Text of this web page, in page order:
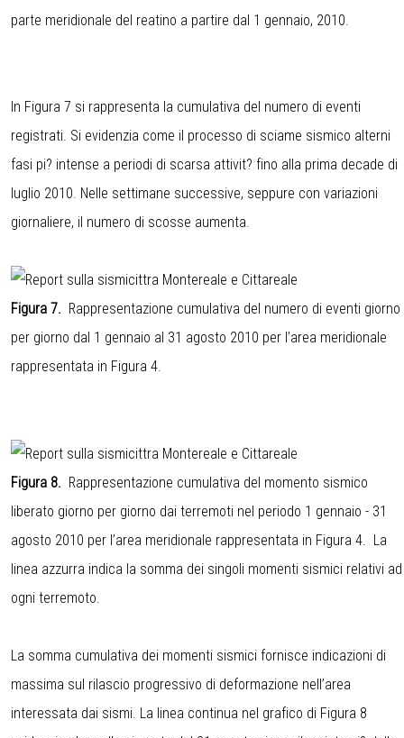
parte meridionale del reatino a partire dal 1 gennaio, 2010.
In Figura 7 si rappresenta la cumulativa del numero di eventi
registrati. Si evidenzia come il processo di sciame sismico alterni
fasi pi? intense a periodi di scarsa attivit? fino alla prima decade di
luglio 2010. Nelle settimane successive, seppure con variazioni
giornaliere, il numero di scosse aumenta.
Figura 7. Rappresentazione cumulativa del numero di eventi giorno
per giorno dal 1 gennaio al 31 agosto 2010 per l’area meridionale
rappresentata in Figura 4.
Figura 8. Rappresentazione cumulativa del momento sismico
liberato giorno per giorno dai terremoti nel periodo 1 gennaio - 31
agosto 2010 per l’area meridionale rappresentata in Figura 4. La
linea azzurra indica la somma dei singoli momenti sismici relativi ad
ogni terremoto.
La somma cumulativa dei momenti sismici fornisce indicazioni di
massima sul rilascio progressivo di deformazione nell’area
interessata dai sismi. La linea continua nel grafico di Figura 8